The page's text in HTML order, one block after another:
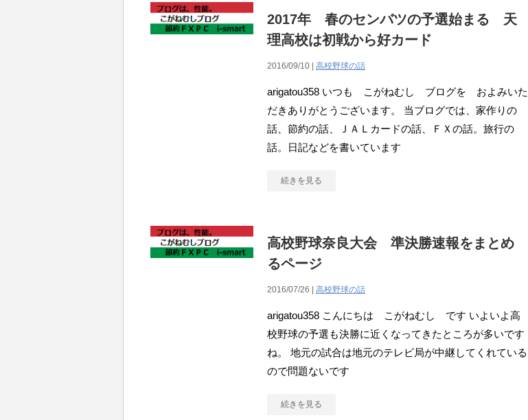
2017年 春のセンバツの予選始まる 天
理高校は初戦から好カード
2016/09/10 | 高校野球の話
arigatou358 いつも こがねむし ブログを およみいた
だきありがとうございます。 当ブログでは、家作りの
話、節約の話、ＪＡＬカードの話、ＦＸの話。旅行の
話。日記などを書いています
続きを見る
高校野球奈良大会 準決勝速報をまとめ
るページ
2016/07/26 | 高校野球の話
arigatou358 こんにちは こがねむし です いよいよ高
校野球の予選も決勝に近くなってきたところが多いです
ね。 地元の試合は地元のテレビ局が中継してくれている
ので問題ないです
続きを見る